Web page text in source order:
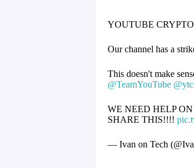
YOUTUBE
Our channel has a
This doesn't make
@TeamYouTube
WE NEED HELP
SHARE THIS!!!!
— Ivan on Tech